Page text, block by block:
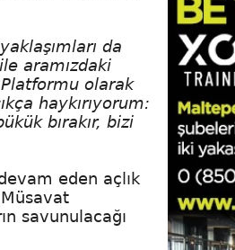
da
aramızdaki
olarak
haykırıyorum:
bırakır, bizi
eden açlık
savunulacağı